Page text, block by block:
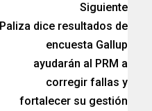
Siguiente
Paliza dice resultados de
encuesta Gallup
ayudarán al PRM a
corregir fallas y
fortalecer su gestión